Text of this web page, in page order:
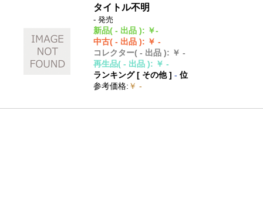
タイトル不明
- 発売
新品( - 出品 ): ￥-
中古( - 出品 ): ￥ -
コレクター( - 出品 ): ￥ -
再生品( - 出品 ): ￥ -
ランキング [ その他]- 位
参考価格: ￥ -